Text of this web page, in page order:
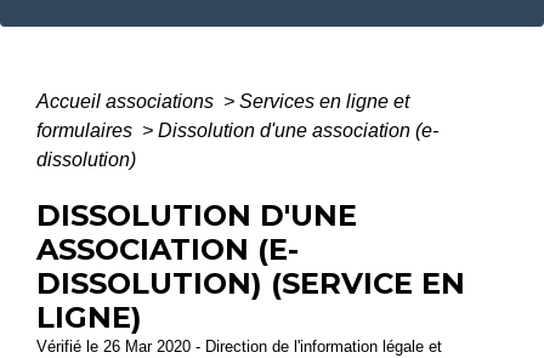
Accueil associations > Services en ligne et
formulaires > Dissolution d'une association (e-
dissolution)
DISSOLUTION D'UNE
ASSOCIATION (E-
DISSOLUTION) (SERVICE EN
LIGNE)
Vérifié le 26 Mar 2020 - Direction de l'information légale et